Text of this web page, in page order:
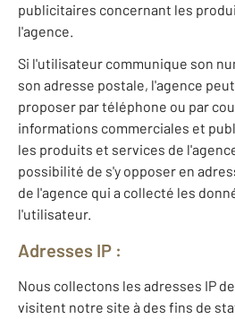
publicitaires concernant les
l'agence.
Si l'utilisateur communique son
son adresse postale, l'agence
proposer par téléphone ou par
informations commerciales et
les produits et services de
possibilité de s'y opposer en
de l'agence qui a collecté les
l'utilisateur.
Adresses IP :
Nous collectons les adresses IP
visitent notre site à des fins de